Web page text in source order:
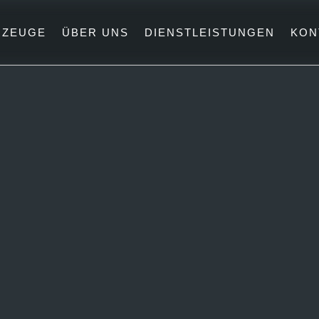
ÜBER UNS DIENSTLEISTUNGEN